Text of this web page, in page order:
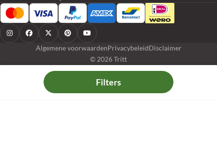
© 2026 Tritt
Algemene voorwaardenPrivacybeleidDisclaimer
Filters